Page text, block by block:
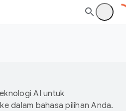
AI untuk
dalam bahasa pilihan Anda.